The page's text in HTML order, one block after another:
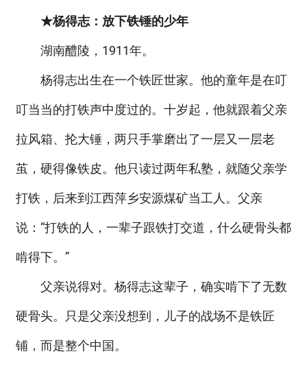
★杨得志：放下铁锤的少年
湖南醴陵，1911年。
杨得志出生在一个铁匠世家。他的童年是在叮
叮当当的打铁声中度过的。十岁起，他就跟着父亲
拉风箱、抡大锤，两只手掌磨出了一层又一层老
茧，硬得像铁皮。他只读过两年私塾，就随父亲学
打铁，后来到江西萍乡安源煤矿当工人。父亲
说：“打铁的人，一辈子跟铁打交道，什么硬骨头都
啃得下。”
父亲说得对。杨得志这辈子，确实啃下了无数
硬骨头。只是父亲没想到，儿子的战场不是铁匠
铺，而是整个中国。